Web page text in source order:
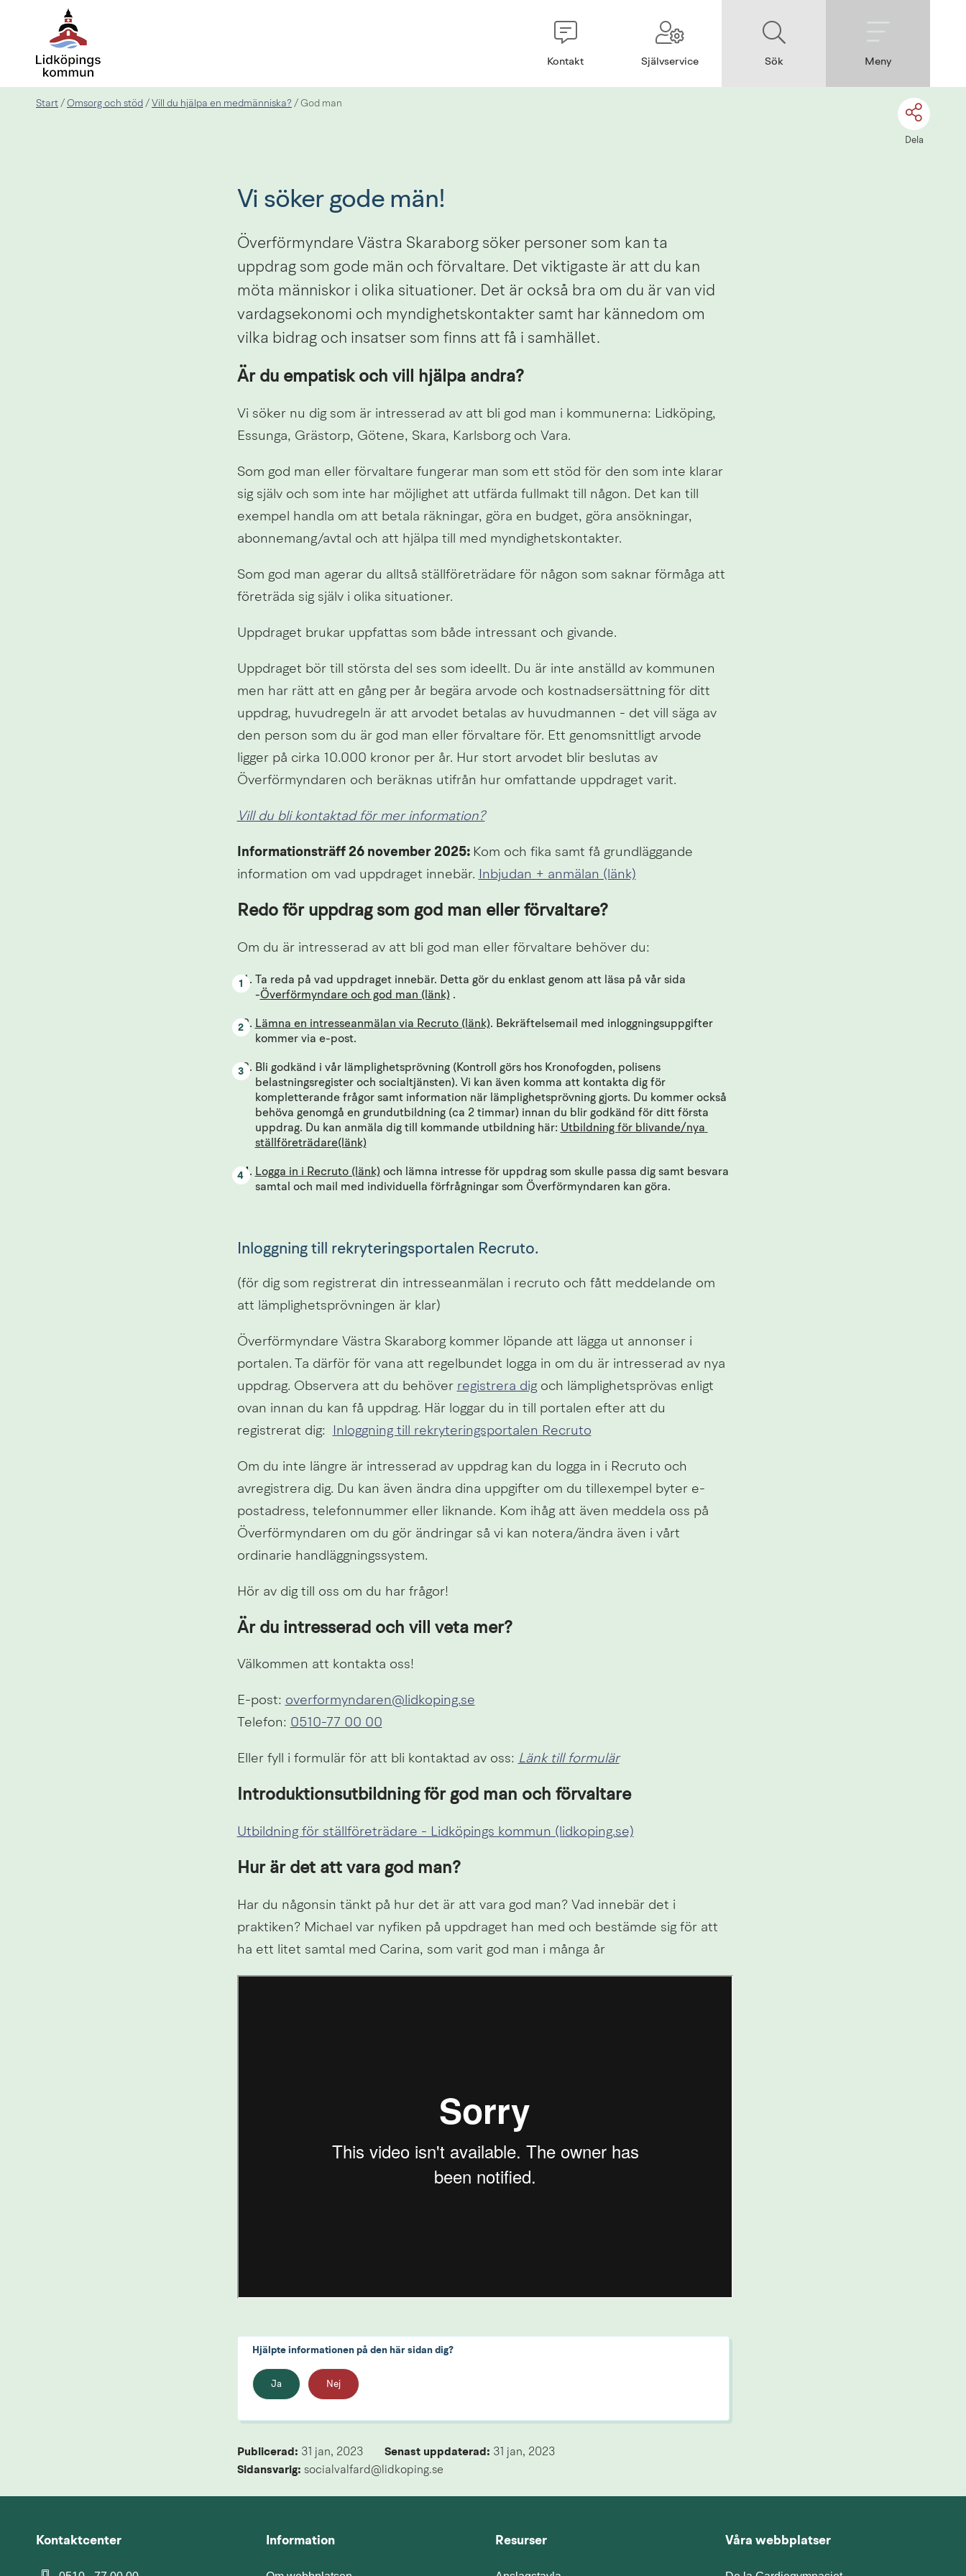
Kontakt Självservice Sök Meny
Start / Omsorg och stöd / Vill du hjälpa en medmänniska? / God man
Dela
Vi söker gode män!
Överförmyndare Västra Skaraborg söker personer som kan ta
uppdrag som gode män och förvaltare. Det viktigaste är att du kan
möta människor i olika situationer. Det är också bra om du är van vid
vardagsekonomi och myndighetskontakter samt har kännedom om
vilka bidrag och insatser som finns att få i samhället.
Är du empatisk och vill hjälpa andra?
Vi söker nu dig som är intresserad av att bli god man i kommunerna: Lidköping,
Essunga, Grästorp, Götene, Skara, Karlsborg och Vara.
Som god man eller förvaltare fungerar man som ett stöd för den som inte klarar
sig själv och som inte har möjlighet att utfärda fullmakt till någon. Det kan till
exempel handla om att betala räkningar, göra en budget, göra ansökningar,
abonnemang/avtal och att hjälpa till med myndighetskontakter.
Som god man agerar du alltså ställföreträdare för någon som saknar förmåga att
företräda sig själv i olika situationer.
Uppdraget brukar uppfattas som både intressant och givande.
Uppdraget bör till största del ses som ideellt. Du är inte anställd av kommunen
men har rätt att en gång per år begära arvode och kostnadsersättning för ditt
uppdrag, huvudregeln är att arvodet betalas av huvudmannen - det vill säga av
den person som du är god man eller förvaltare för. Ett genomsnittligt arvode
ligger på cirka 10.000 kronor per år. Hur stort arvodet blir beslutas av
Överförmyndaren och beräknas utifrån hur omfattande uppdraget varit.
Vill du bli kontaktad för mer information?
Informationsträff 26 november 2025: Kom och fika samt få grundläggande
information om vad uppdraget innebär. Inbjudan + anmälan (länk)
Redo för uppdrag som god man eller förvaltare?
Om du är intresserad av att bli god man eller förvaltare behöver du:
Ta reda på vad uppdraget innebär. Detta gör du enklast genom att läsa på vår sida
-Överförmyndare och god man (länk) .
Lämna en intresseanmälan via Recruto (länk). Bekräftelsemail med inloggningsuppgifter
kommer via e-post.
Bli godkänd i vår lämplighetsprövning (Kontroll görs hos Kronofogden, polisens
belastningsregister och socialtjänsten). Vi kan även komma att kontakta dig för
kompletterande frågor samt information när lämplighetsprövning gjorts. Du kommer också
behöva genomgå en grundutbildning (ca 2 timmar) innan du blir godkänd för ditt första
uppdrag. Du kan anmäla dig till kommande utbildning här: Utbildning för blivande/nya
ställföreträdare(länk)
Logga in i Recruto (länk) och lämna intresse för uppdrag som skulle passa dig samt besvara
samtal och mail med individuella förfrågningar som Överförmyndaren kan göra.
Inloggning till rekryteringsportalen Recruto.
(för dig som registrerat din intresseanmälan i recruto och fått meddelande om
att lämplighetsprövningen är klar)
Överförmyndare Västra Skaraborg kommer löpande att lägga ut annonser i
portalen. Ta därför för vana att regelbundet logga in om du är intresserad av nya
uppdrag. Observera att du behöver registrera dig och lämplighetsprövas enligt
ovan innan du kan få uppdrag. Här loggar du in till portalen efter att du
registrerat dig:
Inloggning till rekryteringsportalen Recruto
Om du inte längre är intresserad av uppdrag kan du logga in i Recruto och
avregistrera dig. Du kan även ändra dina uppgifter om du tillexempel byter e-
postadress, telefonnummer eller liknande. Kom ihåg att även meddela oss på
Överförmyndaren om du gör ändringar så vi kan notera/ändra även i vårt
ordinarie handläggningssystem.
Hör av dig till oss om du har frågor!
Är du intresserad och vill veta mer?
Välkommen att kontakta oss!
E-post: overformyndaren@lidkoping.se
Telefon: 0510-77 00 00
Eller fyll i formulär för att bli kontaktad av oss: Länk till formulär
Introduktionsutbildning för god man och förvaltare
Utbildning för ställföreträdare - Lidköpings kommun (lidkoping.se)
Hur är det att vara god man?
Har du någonsin tänkt på hur det är att vara god man? Vad innebär det i
praktiken? Michael var nyfiken på uppdraget han med och bestämde sig för att
ha ett litet samtal med Carina, som varit god man i många år
Hjälpte informationen på den här sidan dig?
Ja Nej
Publicerad: 31 jan, 2023 Senast uppdaterad: 31 jan, 2023
Sidansvarig: socialvalfard@lidkoping.se
Kontaktcenter Information Resurser Våra webbplatser